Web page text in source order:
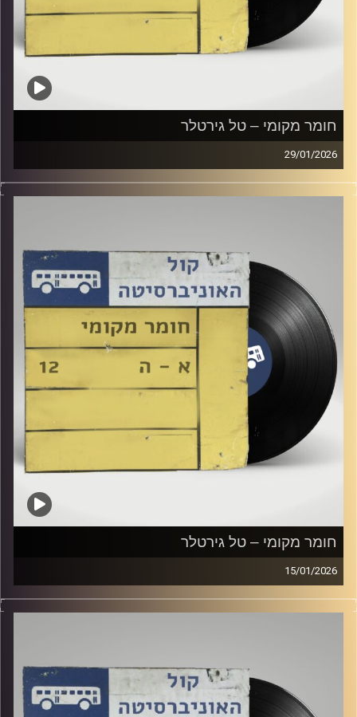
חומר מקומי – טל גירטלר
29/01/2026
שעה של מוזיקה ישראלית עם טל גירטלר
חומר מקומי – טל גירטלר
15/01/2026
שעה של מוזיקה ישראלית עם טל גירטלר